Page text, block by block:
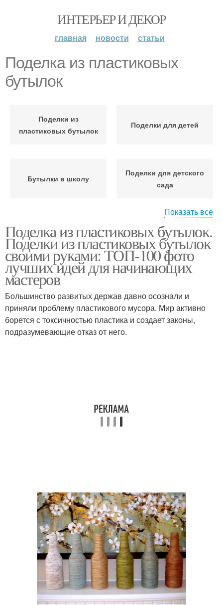
ИНТЕРЬЕР И ДЕКОР
главная новости статьи
Поделка из пластиковых
бутылок
Поделки из
пластиковых бутылок
Поделки для детей
Бутылки в школу
Поделки для детского
сада
бутылок
Бутылки для клумбы
Клумба из бутылок
Бутылки для
Бутылки для детского
Поделка из
пластиковой бутылки
Простые поделки
Бутылки для детей
Ежик из пластиковой
бутылки
Показать все
Поделка из пластиковых бутылок.
Поделки из пластиковых бутылок
своими руками: ТОП-100 фото
лучших идей для начинающих
мастеров
Большинство развитых держав давно осознали и
приняли проблему пластикового мусора. Мир активно
борется с токсичностью пластика и создает законы,
подразумевающие отказ от него.